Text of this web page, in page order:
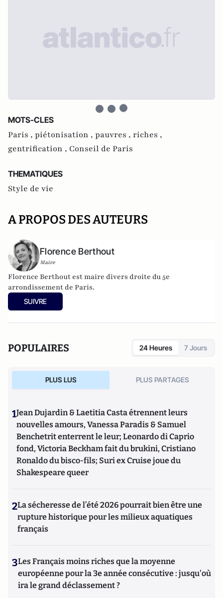
MOTS-CLES
Paris , piétonisation , pauvres , riches ,
gentrification , Conseil de Paris
THEMATIQUES
Style de vie
A PROPOS DES AUTEURS
Florence Berthout
Maire
Florence Berthout est maire divers droite du 5e
arrondissement de Paris.
SUIVRE
POPULAIRES 24 Heures 7 Jours
PLUS LUS PLUS PARTAGES
1Jean Dujardin & Laetitia Casta étrennent leurs
nouvelles amours, Vanessa Paradis & Samuel
Benchetrit enterrent le leur; Leonardo di Caprio
fond, Victoria Beckham fait du brukini, Cristiano
Ronaldo du bisco-fils; Suri ex Cruise joue du
Shakespeare queer
2La sécheresse de l’été 2026 pourrait bien être une
rupture historique pour les milieux aquatiques
français
3Les Français moins riches que la moyenne
européenne pour la 3e année consécutive : jusqu'où
ira le grand déclassement ?